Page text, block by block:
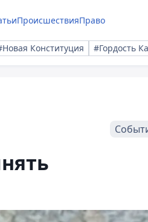
ПроисшествияПраво
Конституция #Гордость